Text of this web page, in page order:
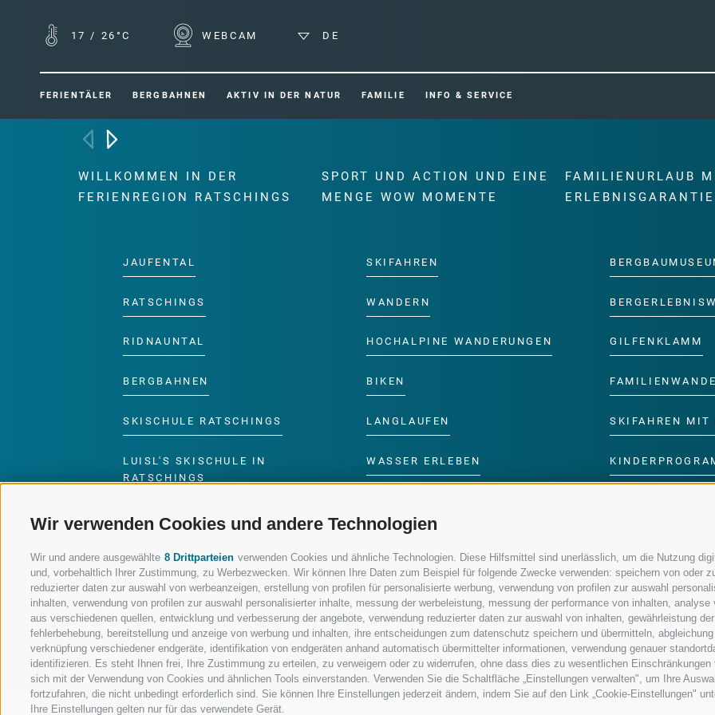
Wir verwenden Cookies und andere Technologien
Wir und andere ausgewählte 8 Drittparteien verwenden Cookies und ähnliche Technologien. Diese Hilfsmittel sind unerlässlich, um die Nutzung
und, vorbehaltlich Ihrer Zustimmung, zu Werbezwecken. Wir können Ihre Daten zum Beispiel für folgende Zwecke verwenden: speichern von oder
reduzierter daten zur auswahl von werbeanzeigen, erstellung von profilen für personalisierte werbung, verwendung von profilen zur auswahl
inhalten, verwendung von profilen zur auswahl personalisierter inhalte, messung der werbeleistung, messung der performance von inhalten,
aus verschiedenen quellen, entwicklung und verbesserung der angebote, verwendung reduzierter daten zur auswahl von inhalten, gewährleistung
fehlerbehebung, bereitstellung und anzeige von werbung und inhalten, ihre entscheidungen zum datenschutz speichern und übermitteln,
verknüpfung verschiedener endgeräte, identifikation von endgeräten anhand automatisch übermittelter informationen, verwendung genauer
identifizieren. Es steht Ihnen frei, Ihre Zustimmung zu erteilen, zu verweigern oder zu widerrufen, ohne dass dies zu wesentlichen
sich mit der Verwendung von Cookies und ähnlichen Tools einverstanden. Verwenden Sie die Schaltfläche „Einstellungen verwalten", um Ihre
fortzufahren, die nicht unbedingt erforderlich sind. Sie können Ihre Einstellungen jederzeit ändern, indem Sie auf den Link „Cookie-Einstellungen"
Ihre Einstellungen gelten nur für das verwendete Gerät.
17 / 26°C WEBCAM DE
FERIENTÄLER BERGBAHNEN AKTIV IN DER NATUR FAMILIE INFO & SERVICE
WILLKOMMEN IN DER
FERIENREGION RATSCHINGS
JAUFENTAL
RATSCHINGS
RIDNAUNTAL
BERGBAHNEN
SKISCHULE RATSCHINGS
LUISL'S SKISCHULE IN
RATSCHINGS
SPORT UND ACTION UND EINE
MENGE WOW MOMENTE
SKIFAHREN
WANDERN
HOCHALPINE WANDERUNGEN
BIKEN
LANGLAUFEN
WASSER ERLEBEN
FAMILIENURLAUB
ERLEBNISGARANTIE
GILFENKLAMM
SKIFAHREN MIT
FOLGE UNS AUF SOCIAL MEDIA